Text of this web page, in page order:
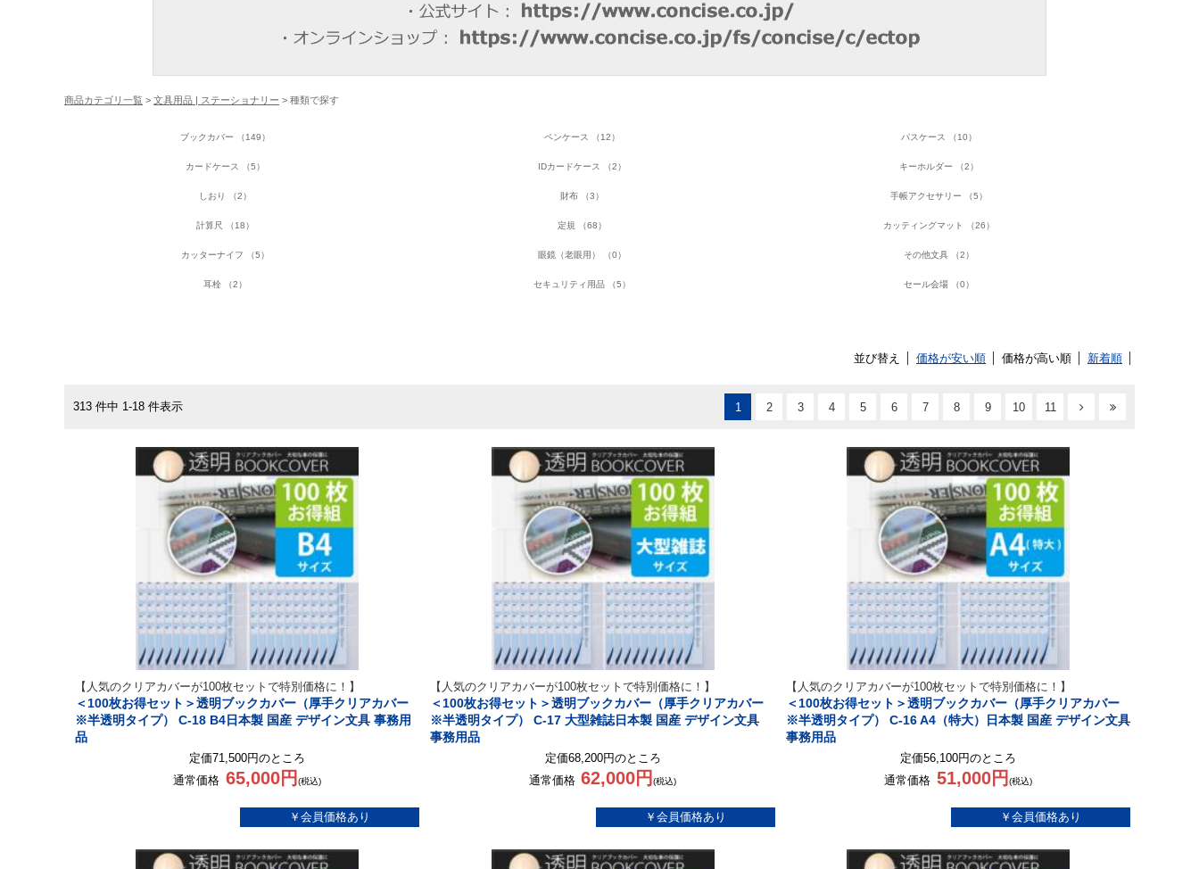
商品カテゴリ一覧 > 文具用品 | ステーショナリー > 種類で探す
ブックカバー （149） ペンケース （12） パスケース （10）
カードケース （5） IDカードケース （2） キーホルダー （2）
しおり （2） 財布 （3） 手帳アクセサリー （5）
計算尺 （18） 定規 （68） カッティングマット （26）
カッターナイフ （5） 眼鏡（老眼用） （0） その他文具 （2）
耳栓 （2） セキュリティ用品 （5） セール会場 （0）
並び替え 価格が安い順 価格が高い順 新着順
313 件中 1-18 件表示 1 2 3 4 5 6 7 8 9 10 11
【人気のクリアカバーが100枚セットで特別価格に！】
＜100枚お得セット＞透明ブックカバー（厚手クリアカバー
※半透明タイプ） C-18 B4日本製 国産 デザイン文具 事務用
品
定価71,500円のところ
通常価格 65,000円 (税込)
【人気のクリアカバーが100枚セットで特別価格に！】
＜100枚お得セット＞透明ブックカバー（厚手クリアカバー
※半透明タイプ） C-17 大型雑誌日本製 国産 デザイン文具
事務用品
定価68,200円のところ
通常価格 62,000円(税込)
【人気のクリアカバーが100枚セットで特別価格に！】
＜100枚お得セット＞透明ブックカバー（厚手クリアカバー
※半透明タイプ） C-16 A4（特大）日本製 国産 デザイン文具
事務用品
定価56,100円のところ
通常価格 51,000円 (税込)